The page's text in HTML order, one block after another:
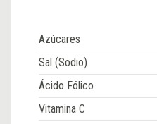
Azúcares
Sal (Sodio)
Ácido Fólico
Vitamina C